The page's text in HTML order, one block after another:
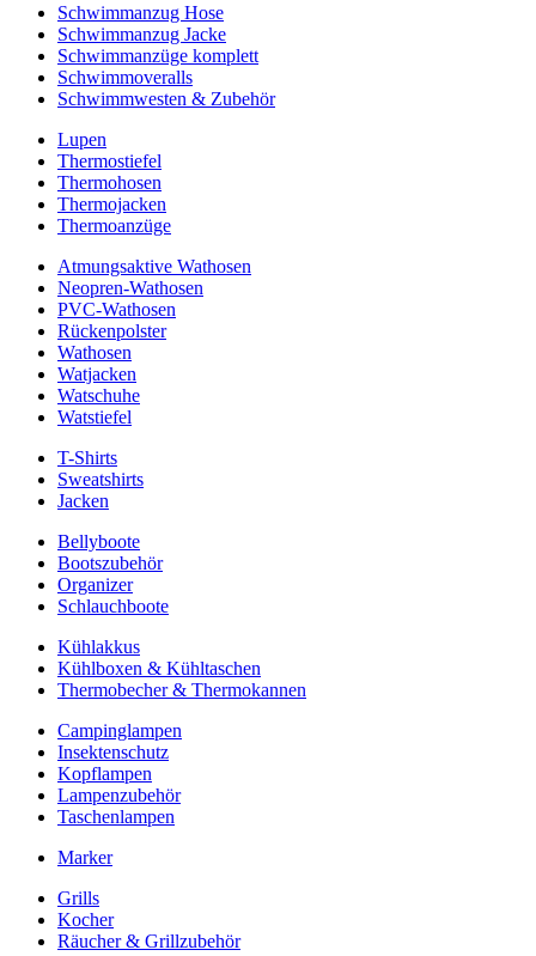
Schwimmanzug Hose
Schwimmanzug Jacke
Schwimmanzüge komplett
Schwimmoveralls
Schwimmwesten & Zubehör
Lupen
Thermostiefel
Thermohosen
Thermojacken
Thermoanzüge
Atmungsaktive Wathosen
Neopren-Wathosen
PVC-Wathosen
Rückenpolster
Wathosen
Watjacken
Watschuhe
Watstiefel
T-Shirts
Sweatshirts
Jacken
Bellyboote
Bootszubehör
Organizer
Schlauchboote
Kühlakkus
Kühlboxen & Kühltaschen
Thermobecher & Thermokannen
Campinglampen
Insektenschutz
Kopflampen
Lampenzubehör
Taschenlampen
Marker
Grills
Kocher
Räucher & Grillzubehör